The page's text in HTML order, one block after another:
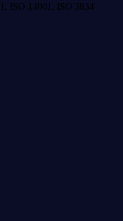
ISO 14001, ISO 3834